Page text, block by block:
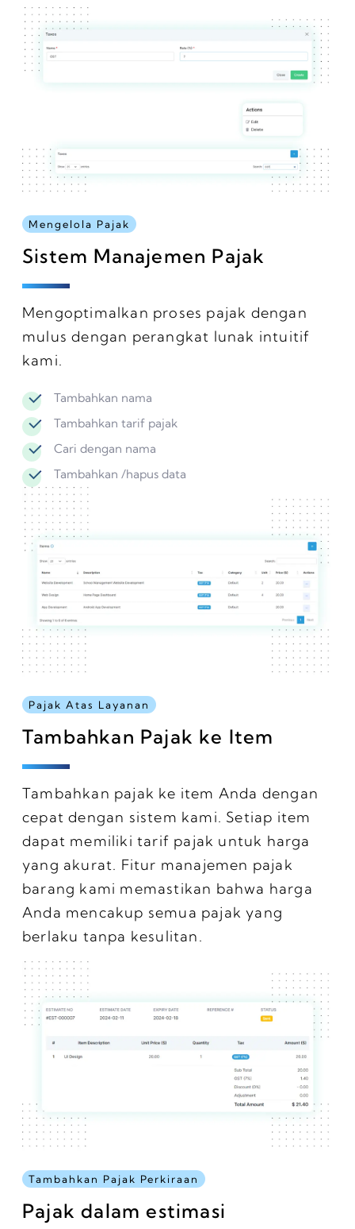
Mengelola Pajak
Sistem Manajemen Pajak
Mengoptimalkan proses pajak dengan
mulus dengan perangkat lunak intuitif
kami.
Tambahkan nama
Tambahkan tarif pajak
Cari dengan nama
Tambahkan /hapus data
Pajak Atas Layanan
Tambahkan Pajak ke Item
Tambahkan pajak ke item Anda dengan
cepat dengan sistem kami. Setiap item
dapat memiliki tarif pajak untuk harga
yang akurat. Fitur manajemen pajak
barang kami memastikan bahwa harga
Anda mencakup semua pajak yang
berlaku tanpa kesulitan.
Tambahkan Pajak Perkiraan
Pajak dalam estimasi